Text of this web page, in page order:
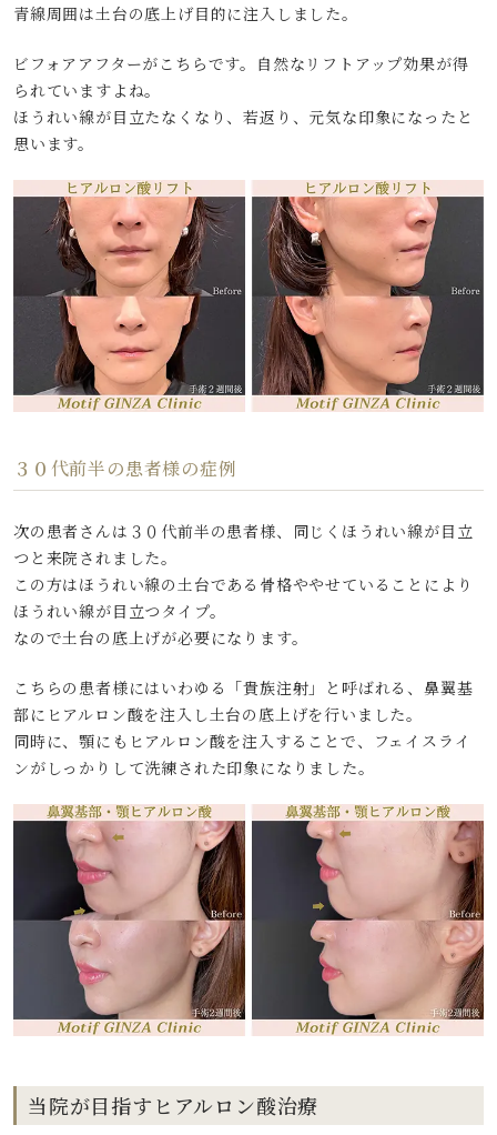
青線周囲は土台の底上げ目的に注入しました。
ビフォアアフターがこちらです。自然なリフトアップ効果が得
られていますよね。
ほうれい線が目立たなくなり、若返り、元気な印象になったと
思います。
３０代前半の患者様の症例
次の患者さんは３０代前半の患者様、同じくほうれい線が目立
つと来院されました。
この方はほうれい線の土台である骨格ややせていることにより
ほうれい線が目立つタイプ。
なので土台の底上げが必要になります。
こちらの患者様にはいわゆる「貴族注射」と呼ばれる、鼻翼基
部にヒアルロン酸を注入し土台の底上げを行いました。
同時に、顎にもヒアルロン酸を注入することで、フェイスライ
ンがしっかりして洗練された印象になりました。
当院が目指すヒアルロン酸治療